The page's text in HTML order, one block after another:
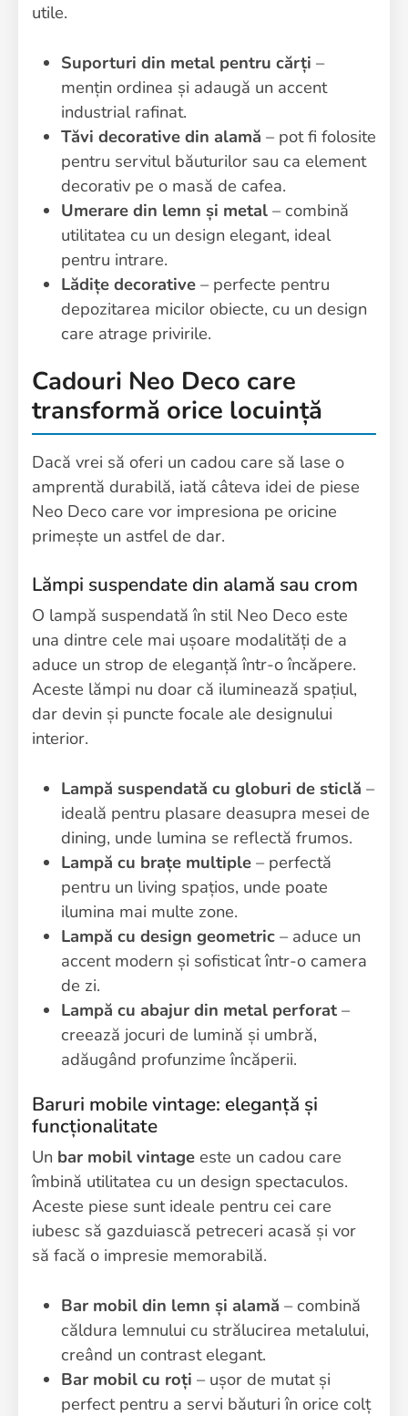
utile.
Suporturi din metal pentru cărți –
mențin ordinea și adaugă un accent
industrial rafinat.
Tăvi decorative din alamă – pot fi folosite
pentru servitul băuturilor sau ca element
decorativ pe o masă de cafea.
Umerare din lemn și metal – combină
utilitatea cu un design elegant, ideal
pentru intrare.
Lădițe decorative – perfecte pentru
depozitarea micilor obiecte, cu un design
care atrage privirile.
Cadouri Neo Deco care
transformă orice locuință
Dacă vrei să oferi un cadou care să lase o
amprentă durabilă, iată câteva idei de piese
Neo Deco care vor impresiona pe oricine
primește un astfel de dar.
Lămpi suspendate din alamă sau crom
O lampă suspendată în stil Neo Deco este
una dintre cele mai ușoare modalități de a
aduce un strop de eleganță într-o încăpere.
Aceste lămpi nu doar că iluminează spațiul,
dar devin și puncte focale ale designului
interior.
Lampă suspendată cu globuri de sticlă –
ideală pentru plasare deasupra mesei de
dining, unde lumina se reflectă frumos.
Lampă cu brațe multiple – perfectă
pentru un living spațios, unde poate
ilumina mai multe zone.
Lampă cu design geometric – aduce un
accent modern și sofisticat într-o camera
de zi.
Lampă cu abajur din metal perforat –
creează jocuri de lumină și umbră,
adăugând profunzime încăperii.
Baruri mobile vintage: eleganță și
funcționalitate
Un bar mobil vintage este un cadou care
îmbină utilitatea cu un design spectaculos.
Aceste piese sunt ideale pentru cei care
iubesc să gazduiască petreceri acasă și vor
să facă o impresie memorabilă.
Bar mobil din lemn și alamă – combină
căldura lemnului cu strălucirea metalului,
creând un contrast elegant.
Bar mobil cu roți – ușor de mutat și
perfect pentru a servi băuturi în orice colț